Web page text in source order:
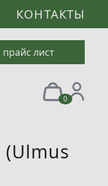
КОНТАКТЫ
прайс лист
0